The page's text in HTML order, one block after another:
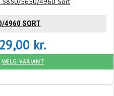
4960 SORT
kr.
VÆLG VARIANT